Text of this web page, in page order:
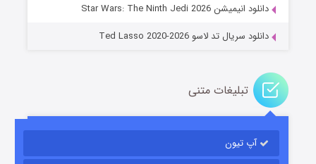
دانلود انیمیشن Star Wars: The Ninth Jedi 2026
دانلود سریال تد لاسو Ted Lasso 2020-2026
تبلیغات متنی
آپ تیون